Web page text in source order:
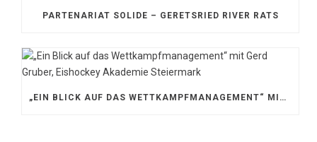
PARTENARIAT SOLIDE – GERETSRIED RIVER RATS
„EIN BLICK AUF DAS WETTKAMPFMANAGEMENT“ MIT GERD GRUBER, EISHOCKEY AKADEMIE STEIERMARK